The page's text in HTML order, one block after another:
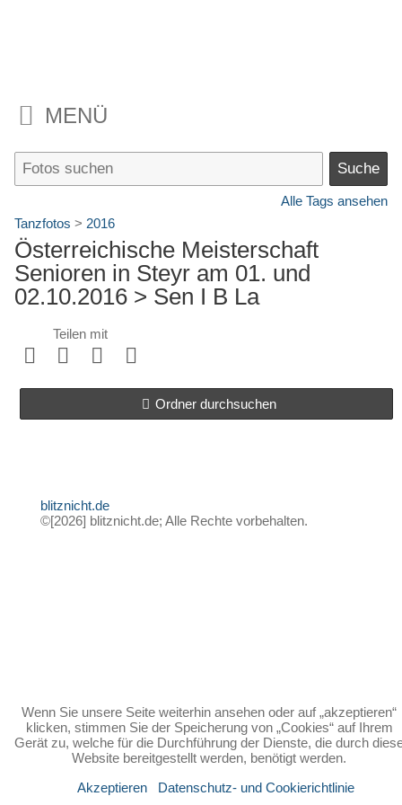
MENÜ
Alle Tags ansehen
Tanzfotos > 2016
Österreichische Meisterschaft
Senioren in Steyr am 01. und
02.10.2016 > Sen I B La
Teilen mit
Ordner durchsuchen
blitznicht.de
©[2026] blitznicht.de; Alle Rechte vorbehalten.
Wenn Sie unsere Seite weiterhin ansehen oder auf „akzeptieren“
klicken, stimmen Sie der Speicherung von „Cookies“ auf Ihrem
Gerät zu, welche für die Durchführung der Dienste, die durch
Website bereitgestellt werden, benötigt werden.
Akzeptieren
Datenschutz- und Cookierichtlinie